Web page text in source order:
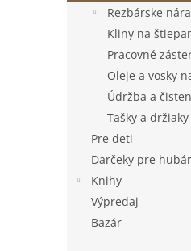
Rezbárske
Kliny na
Pracovné
Oleje a vosky
Údržba a
Tašky a
Pre deti
Darčeky pre
Knihy
Výpredaj
Bazár